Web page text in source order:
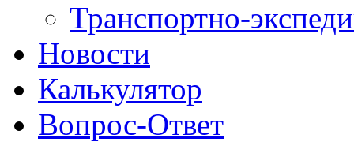
Транспортно-
Новости
Калькулятор
Вопрос-Ответ